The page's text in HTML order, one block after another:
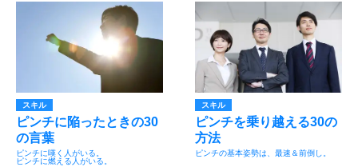
スキル
ピンチに陥ったときの30
の言葉
ピンチに嘆く人がいる。
ピンチに燃える人がいる。
スキル
ピンチを乗り越える30の
方法
ピンチの基本姿勢は、最速＆前倒し。